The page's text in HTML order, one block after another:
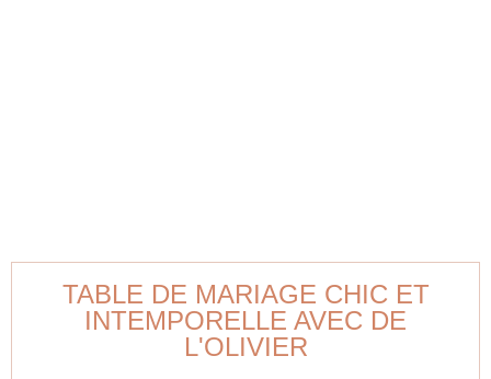
TABLE DE MARIAGE CHIC ET
INTEMPORELLE AVEC DE
L'OLIVIER